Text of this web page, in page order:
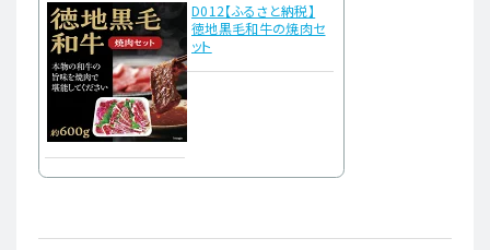
D012【ふるさと納税】
徳地黒毛和牛の焼肉セ
ット